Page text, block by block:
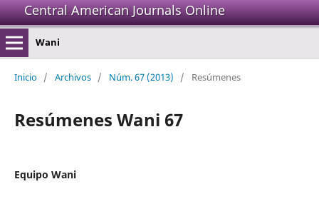
Central American Journals Online
Wani
Inicio / Archivos / Núm. 67 (2013) / Resúmenes
Resúmenes Wani 67
Equipo Wani